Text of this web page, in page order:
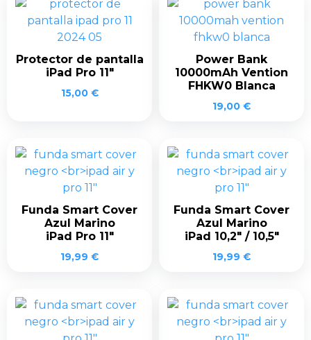
Protector de pantalla
iPad Pro 11″
15,00 €
Power Bank
10000mAh Vention
FHKW0 Blanca
19,00 €
Funda Smart Cover
Azul Marino
iPad Pro 11″
19,99 €
Funda Smart Cover
Azul Marino
iPad 10,2″ / 10,5″
19,99 €